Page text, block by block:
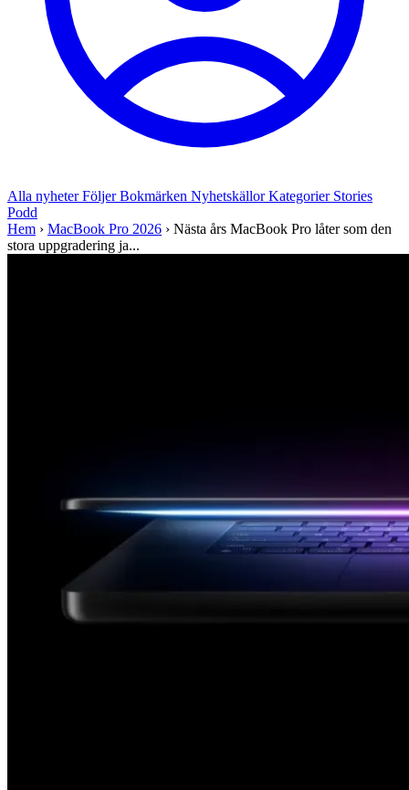
Alla nyheterFöljerBokmärken NyhetskällorKategorier Stories
Podd
Hem › MacBook Pro 2026 › Nästa års MacBook Pro låter som den
stora uppgradering ja...